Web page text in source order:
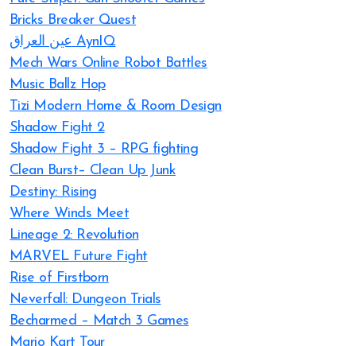
Bricks Breaker Quest
عين العراق AynIQ
Mech Wars Online Robot Battles
Music Ballz Hop
Tizi Modern Home & Room Design
Shadow Fight 2
Shadow Fight 3 – RPG fighting
Clean Burst– Clean Up Junk
Destiny: Rising
Where Winds Meet
Lineage 2: Revolution
MARVEL Future Fight
Rise of Firstborn
Neverfall: Dungeon Trials
Becharmed – Match 3 Games
Mario Kart Tour